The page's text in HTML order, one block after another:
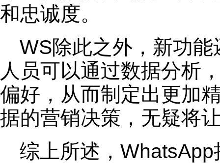
和忠诚度。
WS除此之外，新功
人员可以通过数据分析
偏好，从而制定出更加
据的营销决策，无疑将
综上所述，